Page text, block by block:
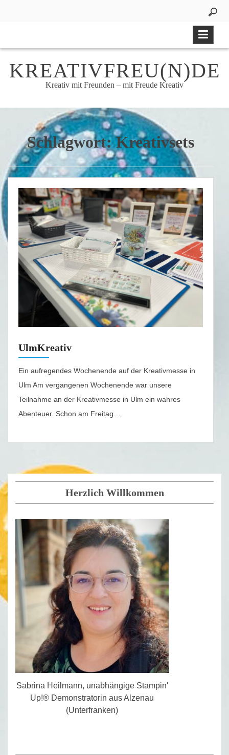
KREATIVFREU(N)DE
Kreativ mit Freunden – mit Freude Kreativ
Schlagwort:Kreativsets
UlmKreativ
Ein aufregendes Wochenende auf der Kreativmesse in
Ulm Am vergangenen Wochenende war unsere
Teilnahme an der Kreativmesse in Ulm ein wahres
Abenteuer. Schon am Freitag…
Herzlich Willkommen
Sabrina Heilmann, unabhängige Stampin'
Up!® Demonstratorin aus Alzenau
(Unterfranken)